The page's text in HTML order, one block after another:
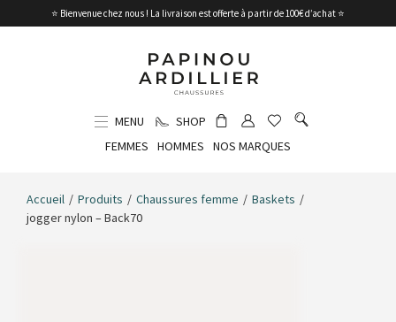
⭐ Bienvenue chez nous ! La livraison est offerte à partir de 100€ d’achat ⭐
MENU
SHOP
FEMMES
HOMMES NOS MARQUES
Accueil / Produits / Chaussures femme / Baskets /
jogger nylon – Back70